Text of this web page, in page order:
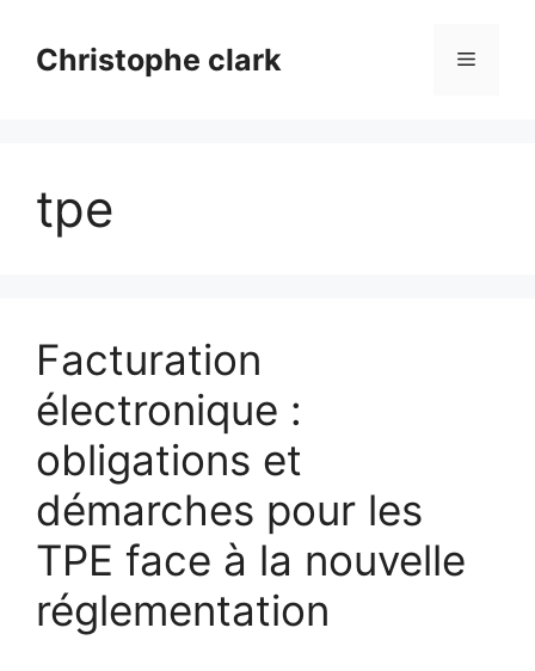
contenuChristophe clark Menu
tpe
Facturation
électronique :
obligations et
démarches pour les
TPE face à la nouvelle
réglementation